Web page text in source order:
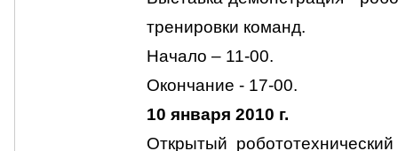
тренировки команд.
Начало – 11-00.
Окончание - 17-00.
10 января 2010 г.
Открытый